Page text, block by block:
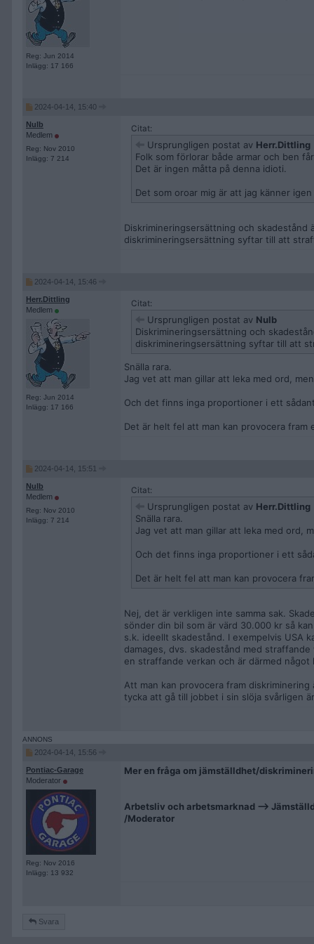
Reg: Jun 2014
Inlägg: 17 166
2024-04-14, 15:40
Nulb
Medlem
Reg: Nov 2010
Inlägg: 7 214
Citat:
Ursprungligen postat av Herr.Dittling
Folk som förlorar både armar och ben
Det är ingen måtta på denna idioti.
Det som oroar mig är att jag känner
Diskrimineringsersättning och skadestånd
diskrimineringsersättning syftar till att
2024-04-14, 15:46
Herr.Dittling
Medlem
Reg: Jun 2014
Inlägg: 17 166
Citat:
Ursprungligen postat av Nulb
Diskrimineringsersättning och
diskrimineringsersättning syftar till att
Snälla rara.
Jag vet att man gillar att leka med ord,
Och det finns inga proportioner i ett
Det är helt fel att man kan provocera fram
2024-04-14, 15:51
Nulb
Medlem
Reg: Nov 2010
Inlägg: 7 214
Citat:
Ursprungligen postat av Herr.Dittling
Snälla rara.
Jag vet att man gillar att leka med ord,
Och det finns inga proportioner i ett
Det är helt fel att man kan provocera
Nej, det är verkligen inte samma sak.
sönder din bil som är värd 30.000 kr så
s.k. ideellt skadestånd. I exempelvis USA
damages, dvs. skadestånd med
en straffande verkan och är därmed
Att man kan provocera fram
tycka att gå till jobbet i sin slöja svårligen
2024-04-14, 15:56
Pontiac-Garage
Moderator
Reg: Nov 2016
Inlägg: 13 932
Mer en fråga om jämställdhet/
Arbetsliv och arbetsmarknad -->
/Moderator
Svara